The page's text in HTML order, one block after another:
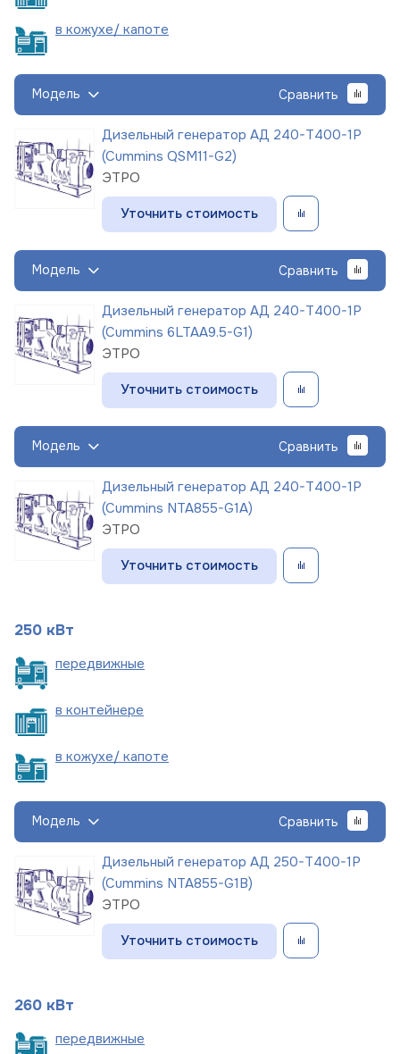
в кожухе/ капоте
Модель Сравнить
Дизельный генератор АД 240-Т400-1Р
(Cummins QSM11-G2)
ЭТРО
Уточнить стоимость
Модель Сравнить
Дизельный генератор АД 240-Т400-1Р
(Cummins 6LTAA9.5-G1)
ЭТРО
Уточнить стоимость
Модель Сравнить
Дизельный генератор АД 240-Т400-1Р
(Cummins NTA855-G1A)
ЭТРО
Уточнить стоимость
250 кВт
передвижные
в контейнере
в кожухе/ капоте
Модель Сравнить
Дизельный генератор АД 250-Т400-1Р
(Cummins NTA855-G1B)
ЭТРО
Уточнить стоимость
260 кВт
передвижные